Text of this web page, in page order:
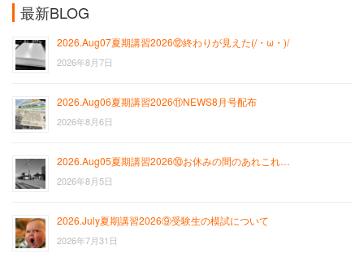
最新BLOG
2026.Aug07夏期講習2026⑫終わりが見えた(/・ω・)/
2026年8月7日
2026.Aug06夏期講習2026⑪NEWS8月号配布
2026年8月6日
2026.Aug05夏期講習2026⑩お休みの間のあれこれ…
2026年8月5日
2026.July夏期講習2026⑨受験生の模試について
2026年7月31日